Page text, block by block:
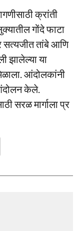
क्रांती
गोंदे फाटा
तांबे आणि
झालेल्या या
आंदोलकांनी
केले.
सरळ मार्गाला प्र